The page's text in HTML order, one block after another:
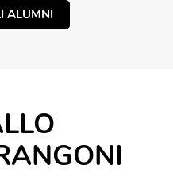
ALUMNI